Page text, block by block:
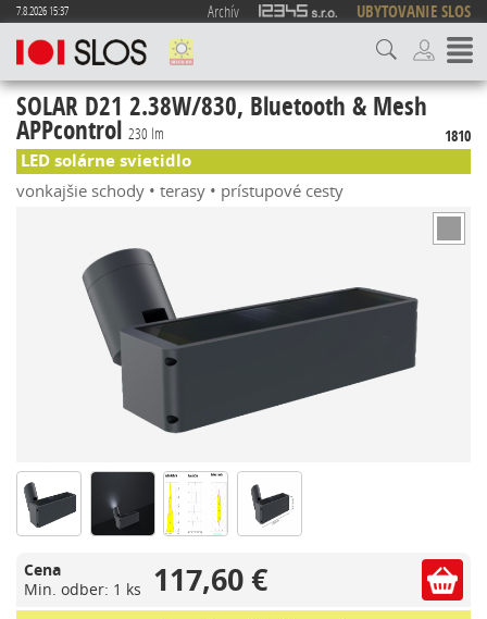
7.8.2026 15:37 Archív UBYTOVANIE SLOS
SOLAR D21 2.38W/830, Bluetooth & Mesh
APPcontrol 230 lm 1810
LED solárne svietidlo
vonkajšie schody • terasy • prístupové cesty
Cena
Min. odber: 1 ks
117,60 €